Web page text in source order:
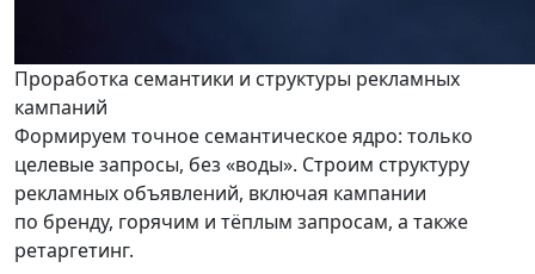
Проработка семантики и структуры рекламных
кампаний
Формируем точное семантическое ядро: только
целевые запросы, без «воды». Строим структуру
рекламных объявлений, включая кампании
по бренду, горячим и тёплым запросам, а также
ретаргетинг.